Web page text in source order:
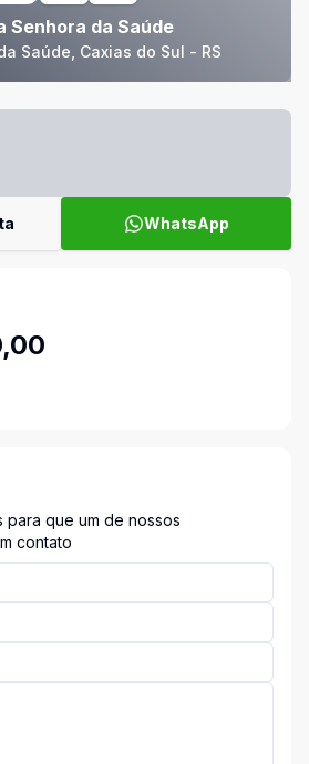
Senhora da Saúde
Saúde, Caxias do Sul - RS
WhatsApp
para que um de nossos
contato